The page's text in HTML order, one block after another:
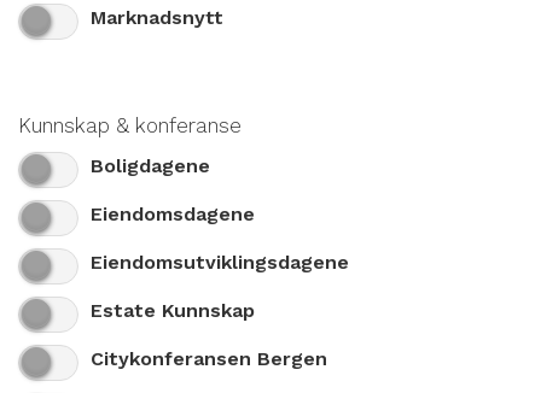
Marknadsnytt
Kunnskap & konferanse
Boligdagene
Eiendomsdagene
Eiendomsutviklingsdagene
Estate Kunnskap
Citykonferansen Bergen